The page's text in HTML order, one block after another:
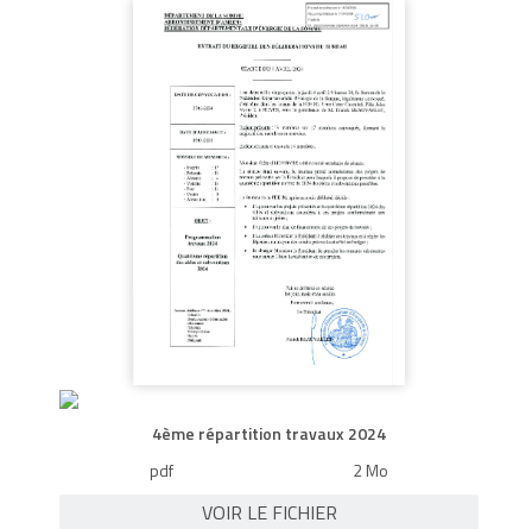
4ème répartition travaux 2024
pdf
2 Mo
VOIR LE FICHIER